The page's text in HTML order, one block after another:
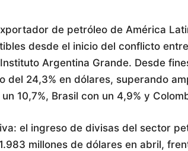
de petróleo de América
desde el inicio del conflicto
Argentina Grande. Desde
del 24,3% en dólares, superando
10,7%, Brasil con un 4,9% y
el ingreso de divisas del sector
millones de dólares en abril,